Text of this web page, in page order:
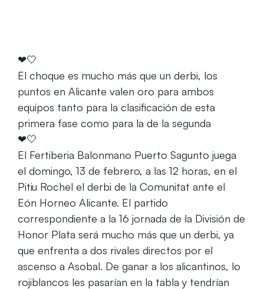
❤🤍
El choque es mucho más que un derbi, los
puntos en Alicante valen oro para ambos
equipos tanto para la clasificación de esta
primera fase como para la de la segunda
❤🤍
El Fertiberia Balonmano Puerto Sagunto juega
el domingo, 13 de febrero, a las 12 horas, en el
Pitiu Rochel el derbi de la Comunitat ante el
Eón Horneo Alicante. El partido
correspondiente a la 16 jornada de la División de
Honor Plata será mucho más que un derbi, ya
que enfrenta a dos rivales directos por el
ascenso a Asobal. De ganar a los alicantinos, lo
rojiblancos les pasarían en la tabla y tendrían